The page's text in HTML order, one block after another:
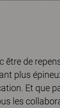
être de
plus
Et que
les